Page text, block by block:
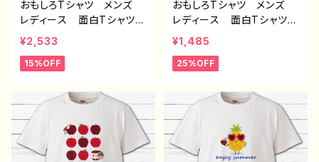
おもしろTシャツ メンズ
レディース 面白Tシャツ
かわいい おしゃれ 動
物 イラスト おおかみ
オオカミ 狼 個性的 お
ーター クリエイター 絵
師 オリジナル デザイ
ン グッズ プリント黒Tシ
ャツ PBブランド 半袖
デザイン コラボ J1-9
¥2,533
15%OFF
おもしろTシャツ メンズ
レディース 面白Tシャツ
かわいい おしゃれ 動
物 イラスト 猫 ねこ
ネコ 個性的 おすすめ
クリエイター 絵師 オリ
ジナル デザイン グッ
ズ プリント白Tシャツ P
Bブランド 半袖 デザイ
ン コラボ H-7
¥1,485
25%OFF